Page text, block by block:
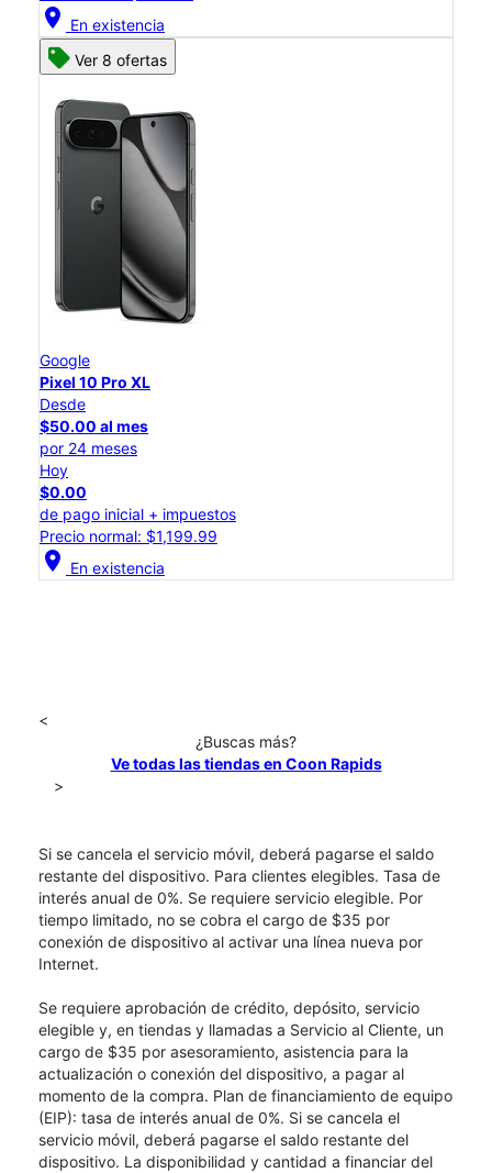
location_on En existencia
Ver 8 ofertas
Google
Pixel 10 Pro XL
Desde
$50.00 al mes
por 24 meses
Hoy
$0.00
de pago inicial + impuestos
Precio normal: $1,199.99
location_on En existencia
<
¿Buscas más?
Ve todas las tiendas en Coon Rapids
>
Si se cancela el servicio móvil, deberá pagarse el saldo
restante del dispositivo. Para clientes elegibles. Tasa de
interés anual de 0%. Se requiere servicio elegible. Por
tiempo limitado, no se cobra el cargo de $35 por
conexión de dispositivo al activar una línea nueva por
Internet.
Se requiere aprobación de crédito, depósito, servicio
elegible y, en tiendas y llamadas a Servicio al Cliente, un
cargo de $35 por asesoramiento, asistencia para la
actualización o conexión del dispositivo, a pagar al
momento de la compra. Plan de financiamiento de equipo
(EIP): tasa de interés anual de 0%. Si se cancela el
servicio móvil, deberá pagarse el saldo restante del
dispositivo. La disponibilidad y cantidad a financiar del